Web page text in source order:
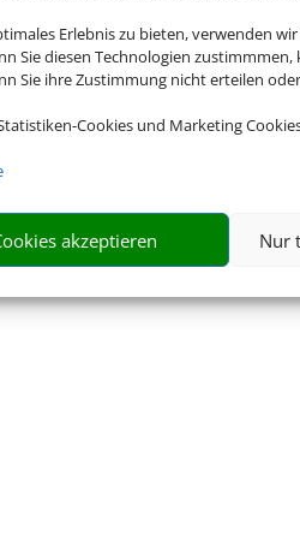
Erlebnis zu bieten, verwenden
Sie diesen Technologien
Sie ihre Zustimmung nicht erteilen
Cookies und Marketing
akzeptieren Nur